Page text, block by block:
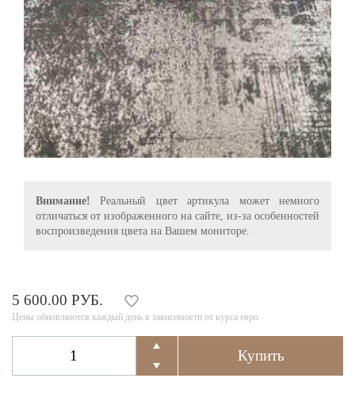
Внимание! Реальный цвет артикула может немного
отличаться от изображенного на сайте, из-за особенностей
воспроизведения цвета на Вашем мониторе.
5 600.00 РУБ.
Цены обновляются каждый день в зависимости от курса евро